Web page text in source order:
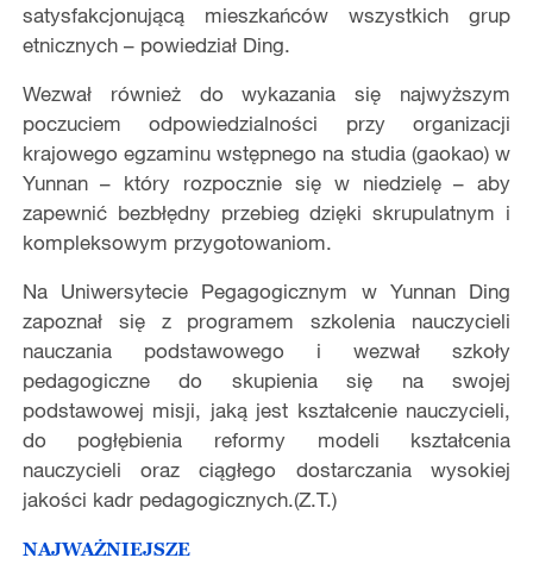
satysfakcjonującą mieszkańców wszystkich grup
etnicznych – powiedział Ding.
Wezwał również do wykazania się najwyższym
poczuciem odpowiedzialności przy organizacji
krajowego egzaminu wstępnego na studia (gaokao) w
Yunnan – który rozpocznie się w niedzielę – aby
zapewnić bezbłędny przebieg dzięki skrupulatnym i
kompleksowym przygotowaniom.
Na Uniwersytecie Pegagogicznym w Yunnan Ding
zapoznał się z programem szkolenia nauczycieli
nauczania podstawowego i wezwał szkoły
pedagogiczne do skupienia się na swojej
podstawowej misji, jaką jest kształcenie nauczycieli,
do pogłębienia reformy modeli kształcenia
nauczycieli oraz ciągłego dostarczania wysokiej
jakości kadr pedagogicznych.(Z.T.)
NAJWAŻNIEJSZE